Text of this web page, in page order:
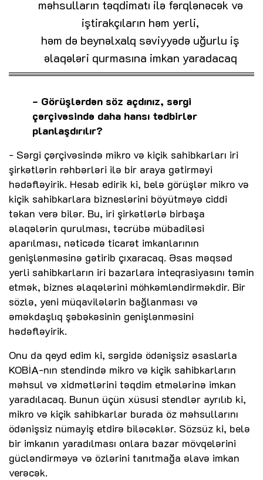
məhsulların təqdimatı ilə fərqlənəcək və
iştirakçıların həm yerli,
həm də beynəlxalq səviyyədə uğurlu iş
əlaqələri qurmasına imkan yaradacaq
- Görüşlərdən söz açdınız, sərgi
çərçivəsində daha hansı tədbirlər
planlaşdırılır?
- Sərgi çərçivəsində mikro və kiçik sahibkarları iri
şirkətlərin rəhbərləri ilə bir araya gətirməyi
hədəfləyirik. Hesab edirik ki, belə görüşlər mikro və
kiçik sahibkarlara bizneslərini böyütməyə ciddi
təkan verə bilər. Bu, iri şirkətlərlə birbaşa
əlaqələrin qurulması, təcrübə mübadiləsi
aparılması, nəticədə ticarət imkanlarının
genişlənməsinə gətirib çıxaracaq. Əsas məqsəd
yerli sahibkarların iri bazarlara inteqrasiyasını təmin
etmək, biznes əlaqələrini möhkəmləndirməkdir. Bir
sözlə, yeni müqavilələrin bağlanması və
əməkdaşlıq şəbəkəsinin genişlənməsini
hədəfləyirik.
Onu da qeyd edim ki, sərgidə ödənişsiz əsaslarla
KOBİA-nın stendində mikro və kiçik sahibkarların
məhsul və xidmətlərini təqdim etmələrinə imkan
yaradılacaq. Bunun üçün xüsusi stendlər ayrılıb ki,
mikro və kiçik sahibkarlar burada öz məhsullarını
ödənişsiz nümayiş etdirə biləcəklər. Sözsüz ki, belə
bir imkanın yaradılması onlara bazar mövqelərini
gücləndirməyə və özlərini tanıtmağa əlavə imkan
verəcək.